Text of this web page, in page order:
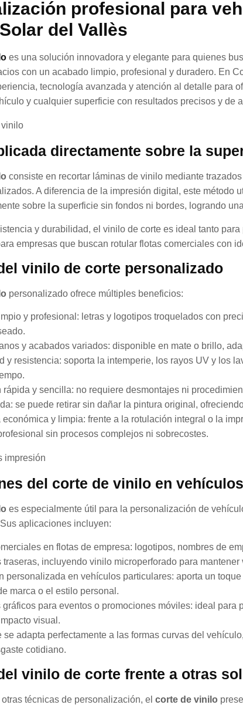
profesional para
del Vallès
es una solución innovadora y elegante para quienes
con un acabado limpio, profesional y duradero. En
tecnología avanzada y atención al detalle para
y cualquier superficie con resultados precisos y de
directamente sobre la
consiste en recortar láminas de vinilo mediante
A diferencia de la impresión digital, este método
sobre la superficie sin fondos ni bordes, logrando
y durabilidad, el vinilo de corte es ideal tanto
empresas que buscan rotular flotas comerciales con
vinilo de corte personalizado
personalizado ofrece múltiples beneficios:
y profesional: letras y logotipos troquelados con
y acabados variados: disponible en mate o brillo,
y resistencia: soporta la intemperie, los rayos UV y los
rápida y sencilla: no requiere desmontajes ni
se puede retirar sin dañar la pintura original,
económica y limpia: frente a la rotulación integral o la
sin procesos complejos ni sobrecostes.
del corte de vinilo en vehículos
es especialmente útil para la personalización de
aplicaciones incluyen:
en flotas de empresa: logotipos, nombres de
traseras, incluyendo vinilo microperforado para
personalizada en vehículos particulares: aporta un
marca o el estilo personal.
gráficos para eventos o promociones móviles: ideal
visual.
se adapta perfectamente a las formas curvas del
cotidiano.
vinilo de corte frente a otras
técnicas de personalización, el corte de vinilo